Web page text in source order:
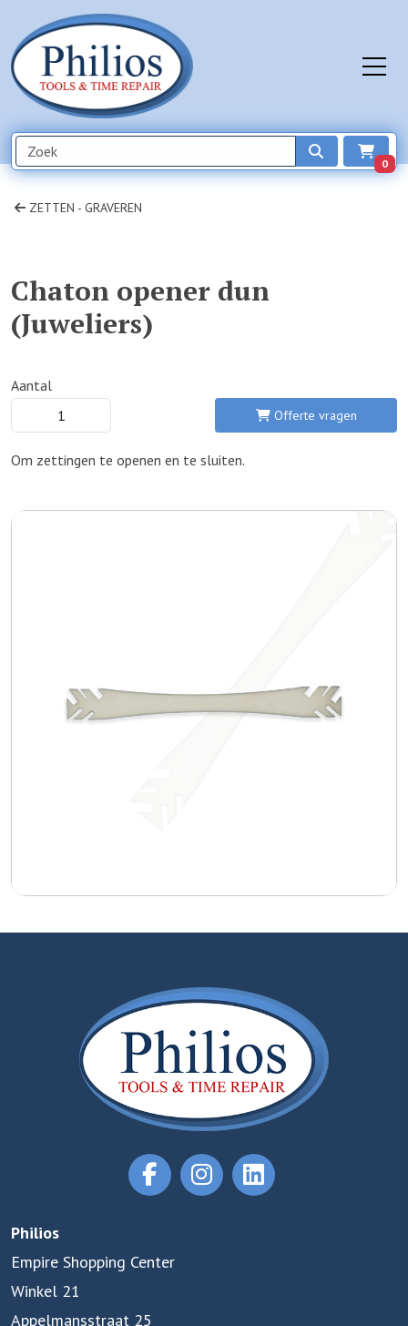
0
ZETTEN - GRAVEREN
Chaton opener dun
(Juweliers)
Aantal
Offerte vragen
Om zettingen te openen en te sluiten.
Philios
Empire Shopping Center
Winkel 21
Appelmansstraat 25